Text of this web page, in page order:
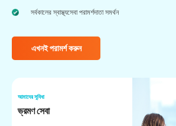
সর্বকালের স্বাস্থ্যসেবা পরামর্শদাতা সমর্থন
এখনই পরামর্শ করুন
আমাদের সুবিধা
ভ্রমণ সেবা